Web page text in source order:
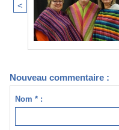
<
Nouveau commentaire :
Nom * :